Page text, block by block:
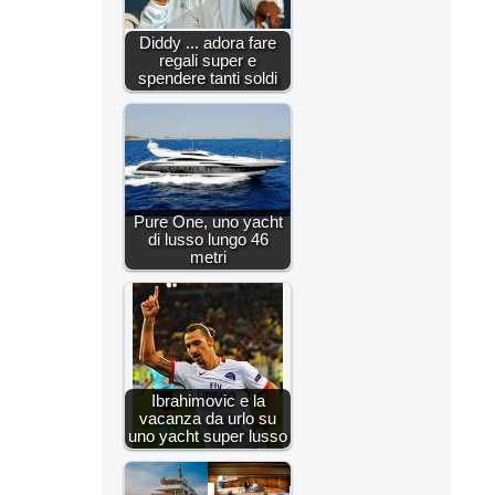
Diddy ... adora fare
regali super e
spendere tanti soldi
Pure One, uno yacht
di lusso lungo 46
metri
Ibrahimovic e la
vacanza da urlo su
uno yacht super lusso